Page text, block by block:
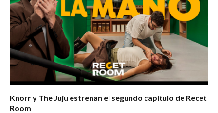
Knorr y The Juju estrenan el segundo capítulo de Recet
Room